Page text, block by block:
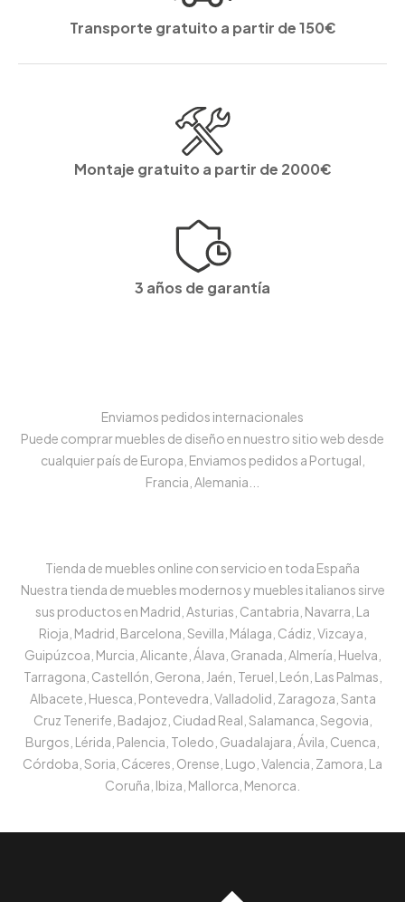
Transporte gratuito a partir de 150€
Montaje gratuito a partir de 2000€
3 años de garantía
Enviamos pedidos internacionales
Puede comprar muebles de diseño en nuestro sitio web desde
cualquier país de Europa, Enviamos pedidos a Portugal,
Francia, Alemania...
Tienda de muebles online con servicio en toda España
Nuestra tienda de muebles modernos y muebles italianos sirve
sus productos en Madrid, Asturias, Cantabria, Navarra, La
Rioja, Madrid, Barcelona, Sevilla, Málaga, Cádiz, Vizcaya,
Guipúzcoa, Murcia, Alicante, Álava, Granada, Almería, Huelva,
Tarragona, Castellón, Gerona, Jaén, Teruel, León, Las Palmas,
Albacete, Huesca, Pontevedra, Valladolid, Zaragoza, Santa
Cruz Tenerife, Badajoz, Ciudad Real, Salamanca, Segovia,
Burgos, Lérida, Palencia, Toledo, Guadalajara, Ávila, Cuenca,
Córdoba, Soria, Cáceres, Orense, Lugo, Valencia, Zamora, La
Coruña, Ibiza, Mallorca, Menorca.